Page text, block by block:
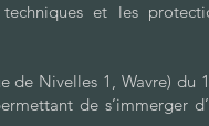
et les
de Nivelles 1, Wavre) du
de s’immerger